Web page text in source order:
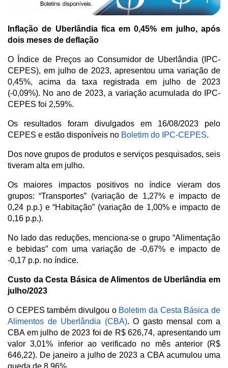
Inflação de Uberlândia fica em 0,45% em julho, após
dois meses de deflação
O Índice de Preços ao Consumidor de Uberlândia (IPC-
CEPES), em julho de 2023, apresentou uma variação de
0,45%, acima da taxa registrada em julho de 2023
(-0,09%). No ano de 2023, a variação acumulada do IPC-
CEPES foi 2,59%.
Os resultados foram divulgados em 16/08/2023 pelo
CEPES e estão disponíveis no Boletim do IPC-CEPES.
Dos nove grupos de produtos e serviços pesquisados, seis
tiveram alta em julho.
Os maiores impactos positivos no índice vieram dos
grupos: “Transportes” (variação de 1,27% e impacto de
0,24 p.p.) e “Habitação” (variação de 1,00% e impacto de
0,16 p.p.).
No lado das reduções, menciona-se o grupo “Alimentação
e bebidas” com uma variação de -0,67% e impacto de
-0,17 p.p. no índice.
Custo da Cesta Básica de Alimentos de Uberlândia em
julho/2023
O CEPES também divulgou o Boletim da Cesta Básica de
Alimentos de Uberlândia (CBA). O gasto mensal com a
CBA em julho de 2023 foi de R$ 626,74, apresentando um
valor 3,01% inferior ao verificado no mês anterior (R$
646,22). De janeiro a julho de 2023 a CBA acumulou uma
queda de 8,96%.